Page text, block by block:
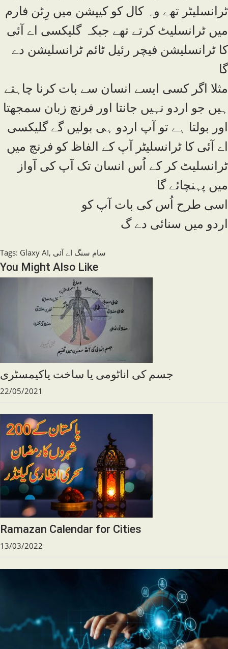
ٹرانسلیٹر تھے وہ کال کو کیپشن میں رِٹن فارم
میں ٹرانسلیٹ کرتے تھے جبکہ گلیکسی اے آئی
کا ٹرانسلیشن فیچر رئیل ٹائم ٹرانسلیشن دے
گا
مثلا اگر کسی ایسے انسان سے بات کرنا چاہتے
ہیں جو اردو نہیں جانتا اور فرنچ زبان سمجھتا
اور بولتا ہے تو آپ اردو ہی بولیں گے گلیکسی
اے آئی کا ٹرانسلیٹر آپ کے الفاظ کو فرنچ میں
ٹرانسلیٹ کر کے اُس انسان تک آپ کی آواز
میں پہنچائے گا
اسی طرح اُس کی بات آپ کو
اردو میں سنائی دے گ
Tags: Glaxy AI, سام سنگ اے آئی
You Might Also Like
جسم کی اناٹومی یا ساخت یاکیمسٹری
22/05/2021
Ramazan Calendar for Cities
13/03/2022